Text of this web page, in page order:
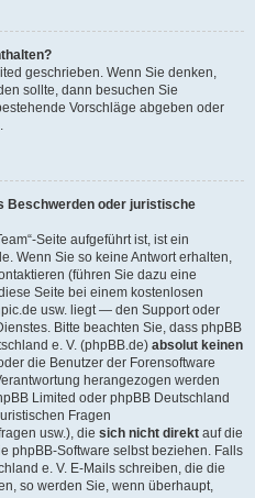
geschrieben. Wenn Sie denken,
sollte, dann besuchen Sie
Vorschläge abgeben oder
Beschwerden oder juristische
Seite aufgeführt ist, ist ein
Wenn Sie so keine Antwort erhalten,
(führen Sie dazu eine
Seite bei einem kostenlosen
usw. liegt — den Support oder
Bitte beachten Sie, dass phpBB
e. V. (phpBB.de) absolut keinen
die Benutzer der Forensoftware
herangezogen werden
Limited oder phpBB Deutschland
Fragen
usw.), die sich nicht direkt auf die
phpBB-Software selbst beziehen. Falls
e. V. E-Mails schreiben, die die
so werden Sie, wenn überhaupt,